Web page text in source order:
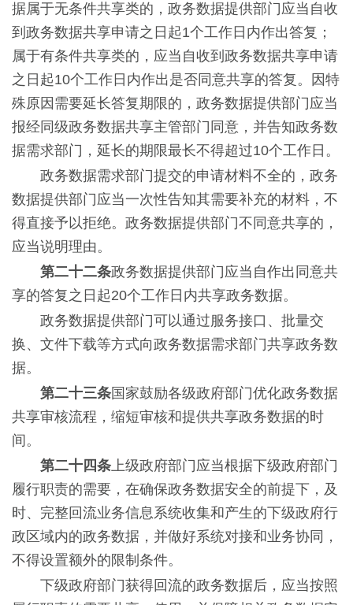
据属于无条件共享类的，政务数据提供部门应当自收
到政务数据共享申请之日起1个工作日内作出答复；
属于有条件共享类的，应当自收到政务数据共享申请
之日起10个工作日内作出是否同意共享的答复。因特
殊原因需要延长答复期限的，政务数据提供部门应当
报经同级政务数据共享主管部门同意，并告知政务数
据需求部门，延长的期限最长不得超过10个工作日。
政务数据需求部门提交的申请材料不全的，政务
数据提供部门应当一次性告知其需要补充的材料，不
得直接予以拒绝。政务数据提供部门不同意共享的，
应当说明理由。
第二十二条政务数据提供部门应当自作出同意共
享的答复之日起20个工作日内共享政务数据。
政务数据提供部门可以通过服务接口、批量交
换、文件下载等方式向政务数据需求部门共享政务数
据。
第二十三条国家鼓励各级政府部门优化政务数据
共享审核流程，缩短审核和提供共享政务数据的时
间。
第二十四条上级政府部门应当根据下级政府部门
履行职责的需要，在确保政务数据安全的前提下，及
时、完整回流业务信息系统收集和产生的下级政府行
政区域内的政务数据，并做好系统对接和业务协同，
不得设置额外的限制条件。
下级政府部门获得回流的政务数据后，应当按照